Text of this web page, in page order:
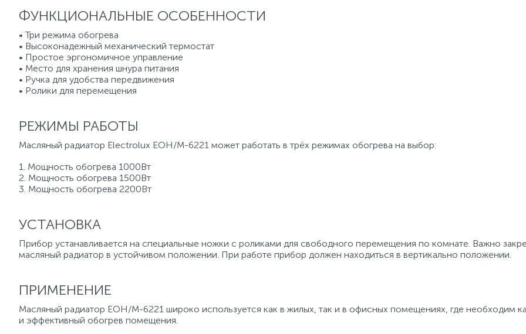
ФУНКЦИОНАЛЬНЫЕ ОСОБЕННОСТИ
• Три режима обогрева
• Высоконадежный механический термостат
• Простое эргономичное управление
• Место для хранения шнура питания
• Ручка для удобства передвижения
• Ролики для перемещения
РЕЖИМЫ РАБОТЫ
Масляный радиатор Electrolux EOH/M-6221 может работать в трёх режимах обогрева на выбор:
1. Мощность обогрева 1000Вт
2. Мощность обогрева 1500Вт
3. Мощность обогрева 2200Вт
УСТАНОВКА
Прибор устанавливается на специальные ножки с роликами для свободного перемещения по комнате. Важно
масляный радиатор в устойчивом положении. При работе прибор должен находиться в вертикально положении.
ПРИМЕНЕНИЕ
Масляный радиатор EOH/M-6221 широко используется как в жилых, так и в офисных помещениях, где необходим
и эффективный обогрев помещения.